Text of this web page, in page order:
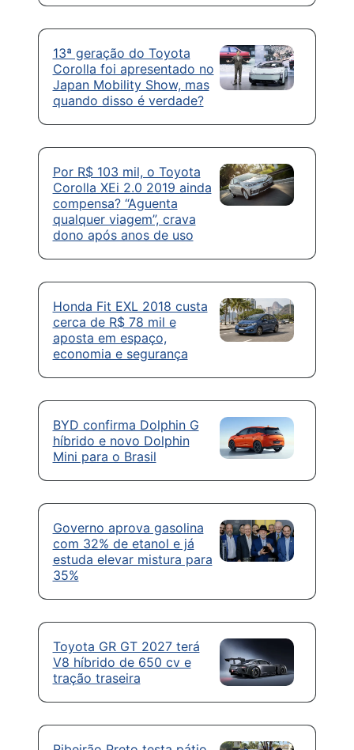
13ª geração do Toyota
Corolla foi apresentado no
Japan Mobility Show, mas
quando disso é verdade?
Por R$ 103 mil, o Toyota
Corolla XEi 2.0 2019 ainda
compensa? “Aguenta
qualquer viagem”, crava
dono após anos de uso
Honda Fit EXL 2018 custa
cerca de R$ 78 mil e
aposta em espaço,
economia e segurança
BYD confirma Dolphin G
híbrido e novo Dolphin
Mini para o Brasil
Governo aprova gasolina
com 32% de etanol e já
estuda elevar mistura para
35%
Toyota GR GT 2027 terá
V8 híbrido de 650 cv e
tração traseira